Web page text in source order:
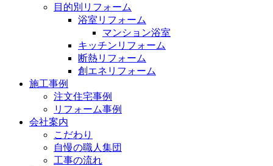
目的別リフォーム
浴室リフォーム
マンション浴室
キッチンリフォーム
断熱リフォーム
創エネリフォーム
施工事例
注文住宅事例
リフォーム事例
会社案内
こだわり
自慢の職人集団
工事の流れ